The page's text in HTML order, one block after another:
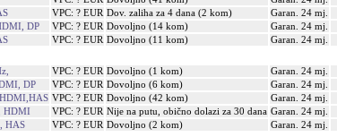
VPC: ? EUR Dov. zaliha za 4 dana (2 kom)
Garan. 24 mj.
DP
VPC: ? EUR Dovoljno (14 kom)
Garan. 24 mj.
VPC: ? EUR Dovoljno (11 kom)
Garan. 24 mj.
VPC: ? EUR Dovoljno (1 kom)
Garan. 24 mj.
DP
VPC: ? EUR Dovoljno (6 kom)
Garan. 24 mj.
VPC: ? EUR Dovoljno (42 kom)
Garan. 24 mj.
HDMI
VPC: ? EUR Nije na putu, obično dolazi za 30 dana Garan. 24 mj.
HAS
VPC: ? EUR Dovoljno (2 kom)
Garan. 24 mj.